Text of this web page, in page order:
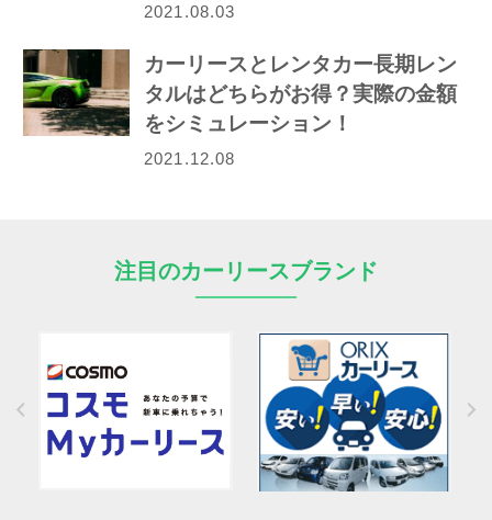
2021.08.03
カーリースとレンタカー長期レン
タルはどちらがお得？実際の金額
をシミュレーション！
2021.12.08
注目のカーリースブランド